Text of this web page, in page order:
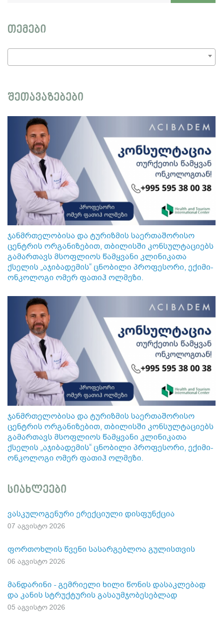
თემები
შეთავაზებები
ჯანმრთელობისა და ტურიზმის საერთაშორისო
ცენტრის ორგანიზებით, თბილისში კონსულტაციებს
გამართავს მსოფლიოს წამყვანი კლინიკათა
ქსელის „აჯიბადემის“ ცნობილი პროფესორი, ექიმი-
ონკოლოგი ომერ ფათიჰ ოლმეზი.
ჯანმრთელობისა და ტურიზმის საერთაშორისო
ცენტრის ორგანიზებით, თბილისში კონსულტაციებს
გამართავს მსოფლიოს წამყვანი კლინიკათა
ქსელის „აჯიბადემის“ ცნობილი პროფესორი, ექიმი-
ონკოლოგი ომერ ფათიჰ ოლმეზი.
სიახლეები
ვასკულოგენური ერექციული დისფუნქცია
07 აგვისტო 2026
ფორთოხლის წვენი სასარგებლოა გულისთვის
06 აგვისტო 2026
მანდარინი - გემრიელი ხილი წონის დასაკლებად
და კანის სტრუქტურის გასაუმჯობესებლად
05 აგვისტო 2026